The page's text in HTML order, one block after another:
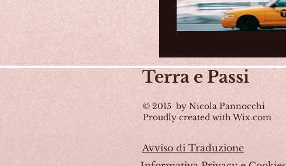
Terra e Passi
© 2015 by Nicola Pannocchi
Proudly created with Wix.com
Avviso di Traduzione